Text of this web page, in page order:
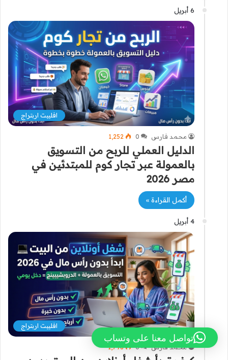
6 أبريل
افلييت اربتراج
محمد فارس 0 1٬252
الدليل العملي للربح من التسويق
بالعمولة عبر تجار كوم للمبتدئين في
مصر 2026
أكمل القراءة »
4 أبريل
افلييت اربتراج
محمد فارس 0 1٬798
تواصل معنا على وتساب